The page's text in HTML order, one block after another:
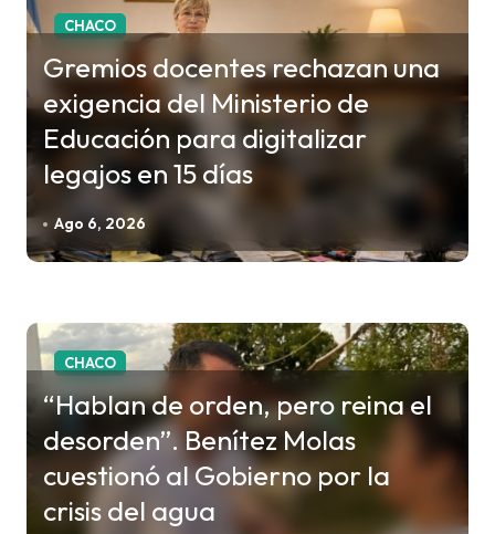
d
s
CHACO
Gremios docentes rechazan una
exigencia del Ministerio de
Educación para digitalizar
legajos en 15 días
Ago 6, 2026
CHACO
“Hablan de orden, pero reina el
desorden”. Benítez Molas
cuestionó al Gobierno por la
crisis del agua